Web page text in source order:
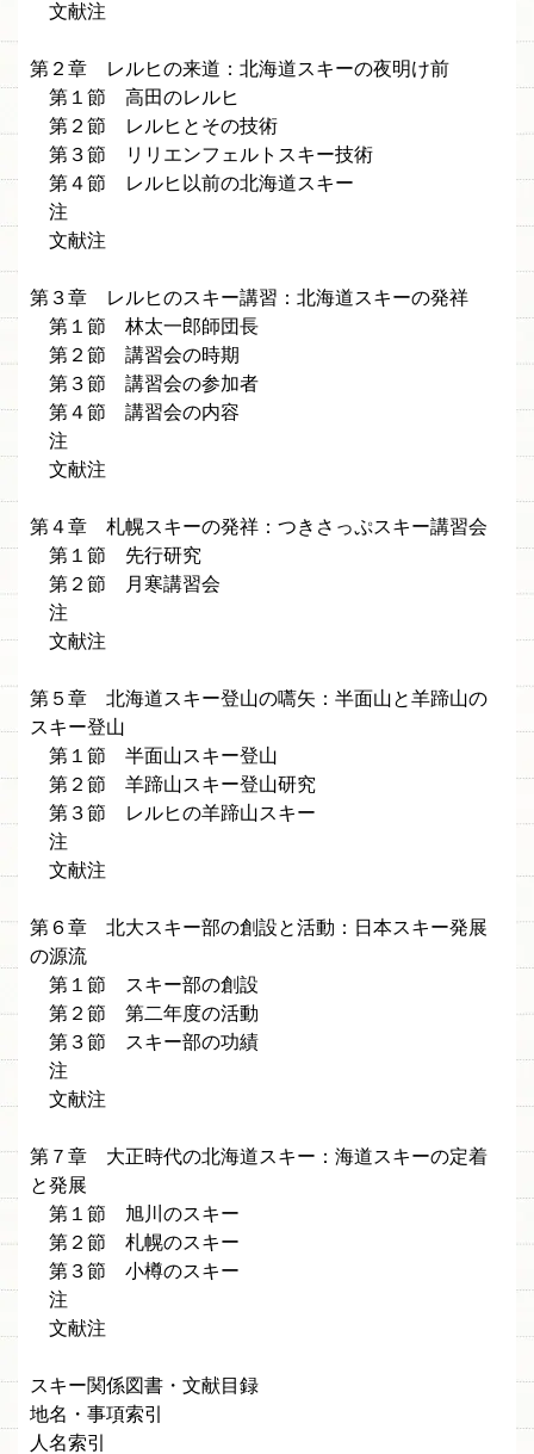
文献注
第２章 レルヒの来道：北海道スキーの夜明け前
第１節 高田のレルヒ
第２節 レルヒとその技術
第３節 リリエンフェルトスキー技術
第４節 レルヒ以前の北海道スキー
注
文献注
第３章 レルヒのスキー講習：北海道スキーの発祥
第１節 林太一郎師団長
第２節 講習会の時期
第３節 講習会の参加者
第４節 講習会の内容
注
文献注
第４章 札幌スキーの発祥：つきさっぷスキー講習会
第１節 先行研究
第２節 月寒講習会
注
文献注
第５章 北海道スキー登山の嚆矢：半面山と羊蹄山の
スキー登山
第１節 半面山スキー登山
第２節 羊蹄山スキー登山研究
第３節 レルヒの羊蹄山スキー
注
文献注
第６章 北大スキー部の創設と活動：日本スキー発展
の源流
第１節 スキー部の創設
第２節 第二年度の活動
第３節 スキー部の功績
注
文献注
第７章 大正時代の北海道スキー：海道スキーの定着
と発展
第１節 旭川のスキー
第２節 札幌のスキー
第３節 小樽のスキー
注
文献注
スキー関係図書・文献目録
地名・事項索引
人名索引